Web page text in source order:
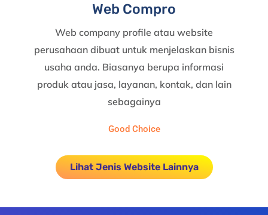
Web Compro
Web company profile atau website
perusahaan dibuat untuk menjelaskan bisnis
usaha anda. Biasanya berupa informasi
produk atau jasa, layanan, kontak, dan lain
sebagainya
Good Choice
Lihat Jenis Website Lainnya